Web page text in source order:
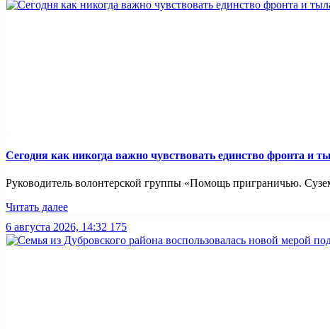
Сегодня как никогда важно чувствовать единство фронта и
Руководитель волонтерской группы «Помощь приграничью.
Читать далее
6 августа 2026, 14:32 175